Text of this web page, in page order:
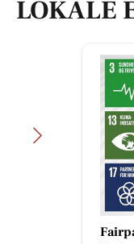
LOKALE